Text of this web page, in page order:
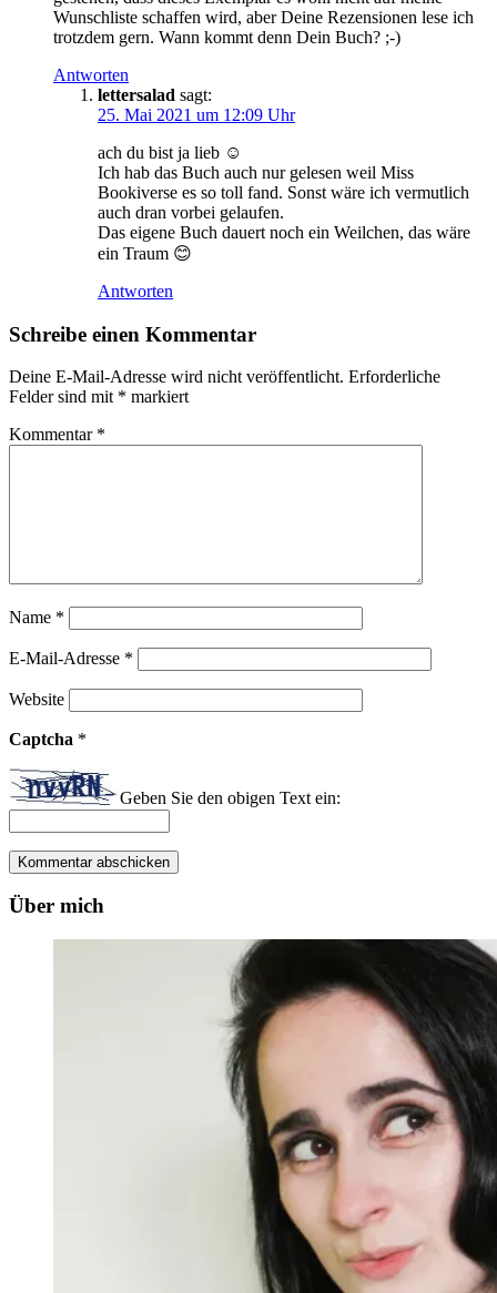
Wunschliste schaffen wird, aber Deine Rezensionen lese ich
trotzdem gern. Wann kommt denn Dein Buch? ;-)
Antworten
lettersalad sagt:
25. Mai 2021 um 12:09 Uhr
ach du bist ja lieb ☺️
Ich hab das Buch auch nur gelesen weil Miss
Bookiverse es so toll fand. Sonst wäre ich vermutlich
auch dran vorbei gelaufen.
Das eigene Buch dauert noch ein Weilchen, das wäre
ein Traum 😊
Antworten
Schreibe einen Kommentar
Deine E-Mail-Adresse wird nicht veröffentlicht. Erforderliche
Felder sind mit * markiert
Kommentar *
Name *
E-Mail-Adresse *
Website
Captcha *
Geben Sie den obigen Text ein:
Über mich